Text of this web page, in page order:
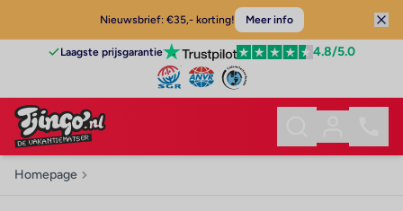
Nieuwsbrief: €35,- korting! Meer info
Laagste prijsgarantie 4.8/5.0
Homepage